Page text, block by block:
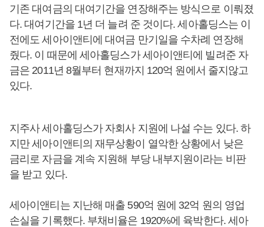
기존 대여금의 대여기간을 연장해주는 방식으로 이뤄졌
다. 대여기간을 1년 더 늘려 준 것이다. 세아홀딩스는 이
전에도 세아이앤티에 대여금 만기일을 수차례 연장해
줬다. 이 때문에 세아홀딩스가 세아이앤티에 빌려준 자
금은 2011년 8월부터 현재까지 120억 원에서 줄지않고
있다.
지주사 세아홀딩스가 자회사 지원에 나설 수는 있다. 하
지만 세아이앤티의 재무상황이 열악한 상황에서 낮은
금리로 자금을 계속 지원해 부당 내부지원이라는 비판
을 받고 있다.
세아이앤티는 지난해 매출 590억 원에 32억 원의 영업
손실을 기록했다. 부채비율은 1920%에 육박한다. 세아